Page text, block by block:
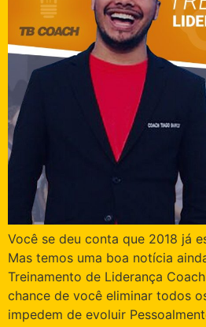
Você se deu conta que 2018 já
Mas temos uma boa notícia
Treinamento de Liderança
chance de você eliminar todos
impedem de evoluir